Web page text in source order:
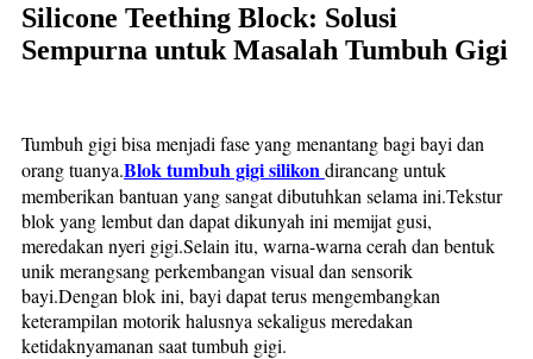
Silicone Teething Block: Solusi
Sempurna untuk Masalah Tumbuh Gigi
Tumbuh gigi bisa menjadi fase yang menantang bagi bayi dan
orang tuanya.Blok tumbuh gigi silikondirancang untuk
memberikan bantuan yang sangat dibutuhkan selama ini.Tekstur
blok yang lembut dan dapat dikunyah ini memijat gusi,
meredakan nyeri gigi.Selain itu, warna-warna cerah dan bentuk
unik merangsang perkembangan visual dan sensorik
bayi.Dengan blok ini, bayi dapat terus mengembangkan
keterampilan motorik halusnya sekaligus meredakan
ketidaknyamanan saat tumbuh gigi.